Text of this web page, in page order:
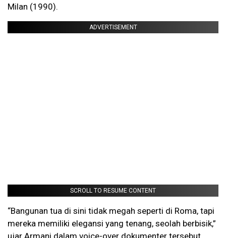
Milan (1990).
ADVERTISEMENT
SCROLL TO RESUME CONTENT
“Bangunan tua di sini tidak megah seperti di Roma, tapi
mereka memiliki elegansi yang tenang, seolah berbisik,”